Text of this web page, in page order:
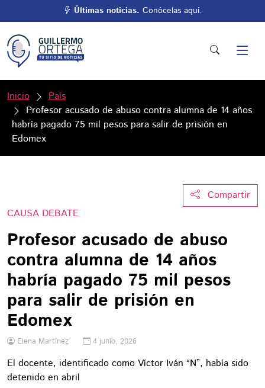
Últimas noticias. Conócelas aquí.
Inicio
País
Profesor acusado de abuso contra alumna de 14 años
habría pagado 75 mil pesos para salir de prisión en
Edomex
Compartir
CAUSA DEBATE
Profesor acusado de abuso
contra alumna de 14 años
habría pagado 75 mil pesos
para salir de prisión en
Edomex
Elena Martínez 4 junio, 2026
El docente, identificado como Víctor Iván “N”, había sido
detenido en abril